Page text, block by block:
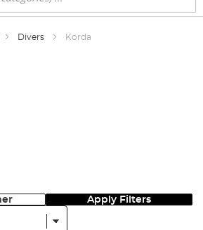
Divers Korda
Apply Filters